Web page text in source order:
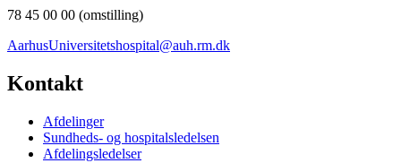
78 45 00 00 (omstilling)
AarhusUniversitetshospital@auh.rm.dk
Kontakt
Afdelinger
Sundheds- og hospitalsledelsen
Afdelingsledelser